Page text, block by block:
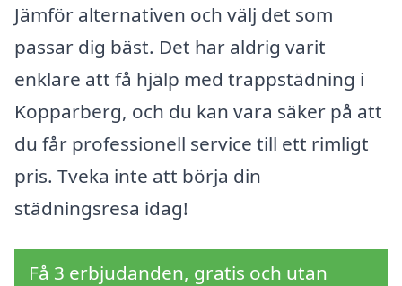
Jämför alternativen och välj det som
passar dig bäst. Det har aldrig varit
enklare att få hjälp med trappstädning i
Kopparberg, och du kan vara säker på att
du får professionell service till ett rimligt
pris. Tveka inte att börja din
städningsresa idag!
Få 3 erbjudanden, gratis och utan